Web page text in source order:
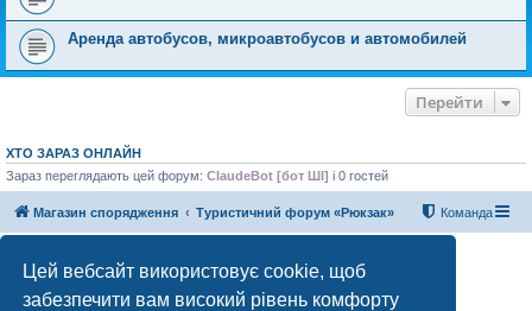
Цей вебсайт використовує cookie, щоб
забезпечити вам високий рівень комфорту
Аренда автобусов, микроавтобусов и автомобилей
Перейти
ХТО ЗАРАЗ ОНЛАЙН
Зараз переглядають цей форум: ClaudeBot [бот ШІ] і 0 гостей
Магазин спорядження Туристичний форум «Рюкзак» Команда
Конфіденційність|Умови